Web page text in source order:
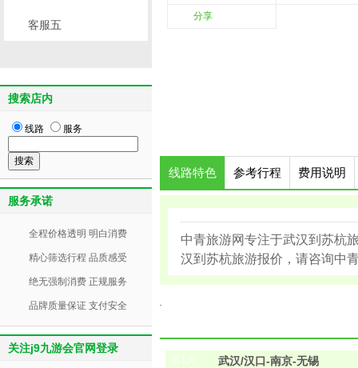
分享
线路特色 参考行程 费用说明
中青旅游网专注于武汉到苏杭
汉到苏杭旅游报价，请咨询中
第1天 武汉/汉口-南京-无锡
客服五
搜索店内
线路 服务
服务承诺
全程价格透明 明白消费
精心筛选行程 品质感受
绝无强制消费 正规服务
品牌质量保证 支付安全
关注j9九游会官网登录